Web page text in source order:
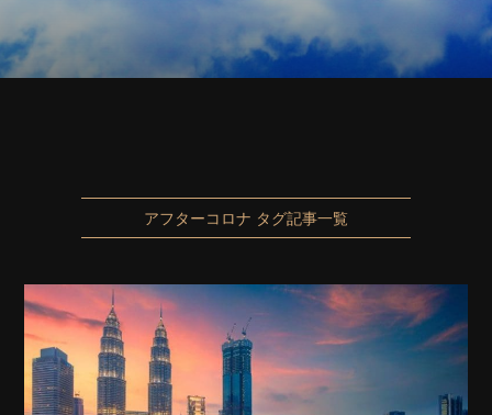
アフターコロナ タグ記事一覧